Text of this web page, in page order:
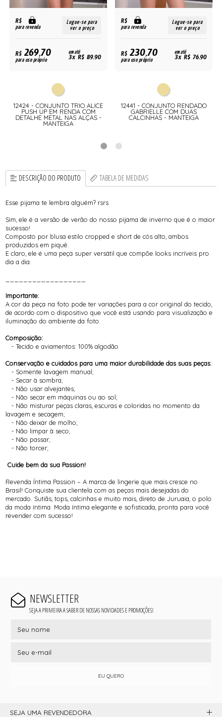
R$
para revenda
Logue-se para
ver o preço
R$269,70
para uso próprio
em até
3x R$ 89,90
12424 - CONJUNTO TRIO ALICE
PUSH UP EM RENDA COM
DETALHE METAL NAS ALÇAS -
MANTEIGA
R$
para revenda
Logue-se para
ver o preço
R$230,70
para uso próprio
em até
3x R$ 76,90
12441 - CONJUNTO RENDADO
GABRIELLE COM DUAS
CALCINHAS - MANTEIGA
DESCRIÇÃO DO PRODUTO TABELA DE MEDIDAS
Esse pijama te lembra alguém? rsrs
Sim, ele é a versão de verão do nosso pijama de inverno que é o maior
sucesso!
Composto por blusa estilo cropped e short de cós alto, ambos
produzidos em piquê.
E claro, ele é uma peça super versátil que compõe looks incríveis pro
dia a dia.
Importante:
A cor da peça na foto pode ter variações para a cor original do tecido,
de acordo com o dispositivo que você está usando para visualização e
iluminação do ambiente da foto.
Composição:
- Tecido e aviamentos: 100% algodão
Conservação e cuidados para uma maior durabilidade das suas peças:
- Somente lavagem manual;
- Secar à sombra;
- Não usar alvejantes;
- Não secar em máquinas ou ao sol;
- Não misturar peças claras, escuras e coloridas no momento da
lavagem e secagem;
- Não deixar de molho;
- Não limpar à seco;
- Não passar;
- Não torcer;
Cuide bem da sua Passion!
Revenda Íntima Passion – A marca de lingerie que mais cresce no
Brasil! Conquiste sua clientela com as peças mais desejadas do
mercado. Sutiãs, tops, calcinhas e muito mais, direto de Juruaia, o polo
da moda íntima. Moda íntima elegante e sofisticada, pronta para você
revender com sucesso!
NEWSLETTER
SEJA A PRIMEIRA A SABER DE NOSSAS NOVIDADES E PROMOÇÕES!
EU QUERO
SEJA UMA REVENDEDORA